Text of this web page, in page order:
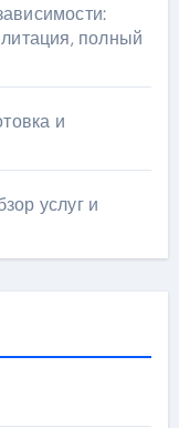
полный
и
услуг и